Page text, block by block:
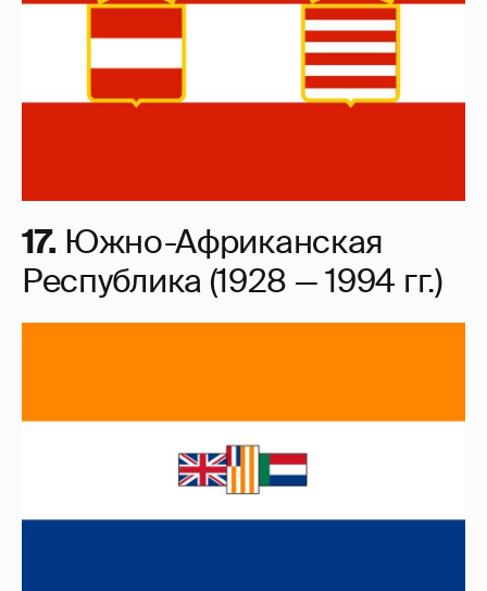
17. Южно-Африканская
Республика (1928 — 1994 гг.)